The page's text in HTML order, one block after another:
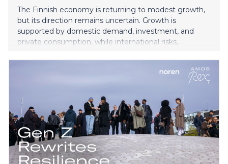
The Finnish economy is returning to modest growth,
but its direction remains uncertain. Growth is
supported by domestic demand, investment, and
private consumption, while international risks,
continue to weigh on the outlook. The forecast
expects slow growth in the coming years without a
recession, but public debt will keep rising and the
economic outlook remains subject to exceptionally
high uncertainty.